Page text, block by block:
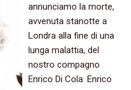
annunciamo la morte,
avvenuta stanotte a
Londra alla fine di una
lunga malattia, del
nostro compagno
Enrico Di Cola. Enrico